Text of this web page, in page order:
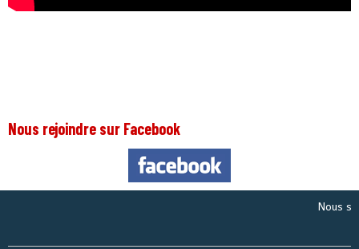
Nous rejoindre sur Facebook
Nous